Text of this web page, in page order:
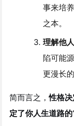
事来培
之本。
理解他人
陷可能
更漫长
简而言之，性格
定了你人生道路的